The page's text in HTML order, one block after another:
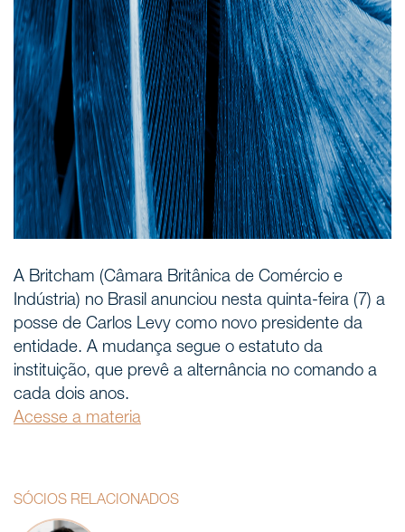
CONTATO
Fale conosco
A Britcham (Câmara Britânica de Comércio e
Indústria) no Brasil anunciou nesta quinta-feira (7) a
posse de Carlos Levy como novo presidente da
entidade. A mudança segue o estatuto da
instituição, que prevê a alternância no comando a
cada dois anos.
Acesse a materia
SÓCIOS RELACIONADOS